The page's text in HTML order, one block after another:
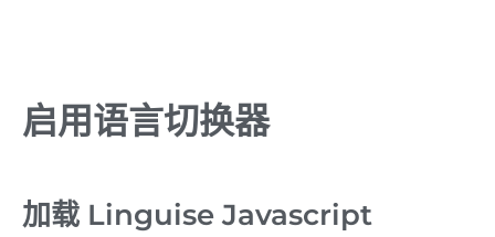
启用语言切换器
加载 Linguise Javascript